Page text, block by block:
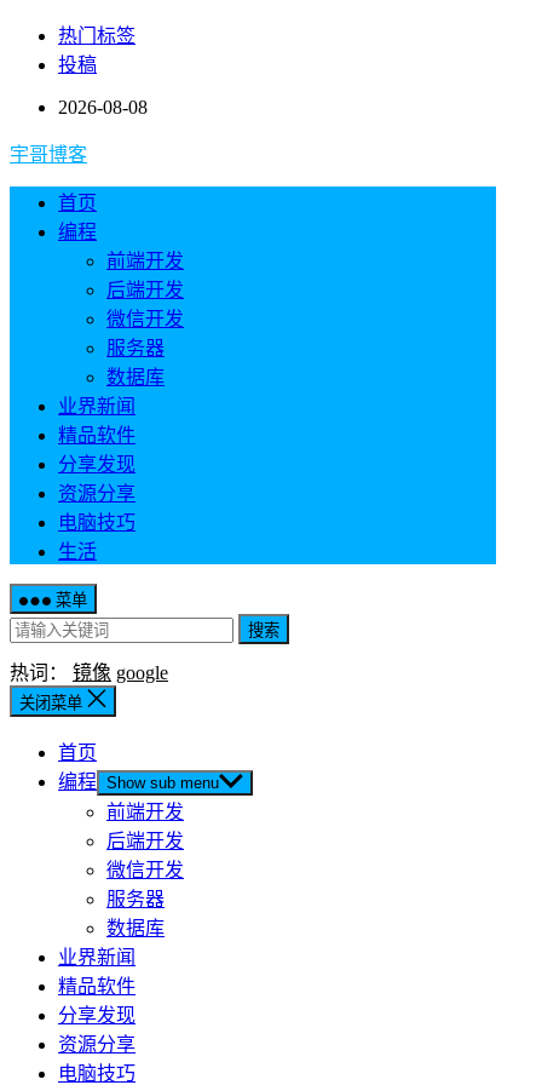
热门标签
投稿
2026-08-08
宇哥博客
首页
编程
前端开发
后端开发
微信开发
服务器
数据库
业界新闻
精品软件
分享发现
资源分享
电脑技巧
生活
菜单
搜索
热词： 镜像 google
关闭菜单
首页
编程 Show sub menu
前端开发
后端开发
微信开发
服务器
数据库
业界新闻
精品软件
分享发现
资源分享
电脑技巧